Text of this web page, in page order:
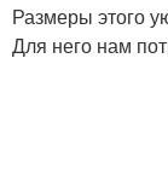
Размеры этого
Для него нам